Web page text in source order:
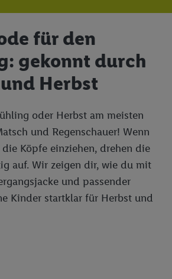
für den
gekonnt durch
Herbst
oder Herbst am meisten
und Regenschauer! Wenn
Köpfe einziehen, drehen die
auf. Wir zeigen dir, wie du mit
und passender
Kinder startklar für Herbst und